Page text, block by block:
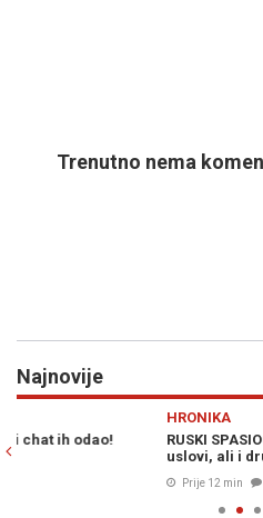
Trenutno nema
Najnovije
RUSKI SPASIOCI O UZROKU
uslovi, ali i drugi faktori, odigrali